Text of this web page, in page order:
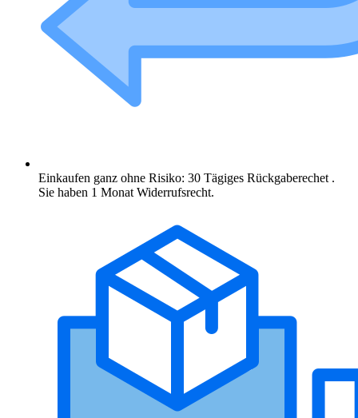
Einkaufen ganz ohne Risiko: 30 Tägiges Rückgaberechet .
Sie haben 1 Monat Widerrufsrecht.